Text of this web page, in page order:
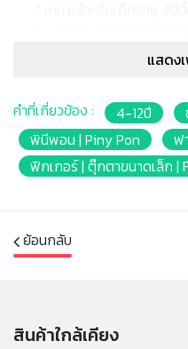
แพ็คเกจโดยร้านฯอาจไม่ส
ของผลิตภัณฑ์ที่แสดงบนเว็
การตั้งค่าการแสดงผลสีของ
งานในการดูแลของผู้ปกคร
แสดง
คำที่เกี่ยวข้อง : 4-12ปี
พินีพอน | Piny Pon
ฟ
ฟิกเกอร์ | ตุ๊กตาขนาดเล็ก |
ย้อนกลับ
สินค้าใกล้เคียง